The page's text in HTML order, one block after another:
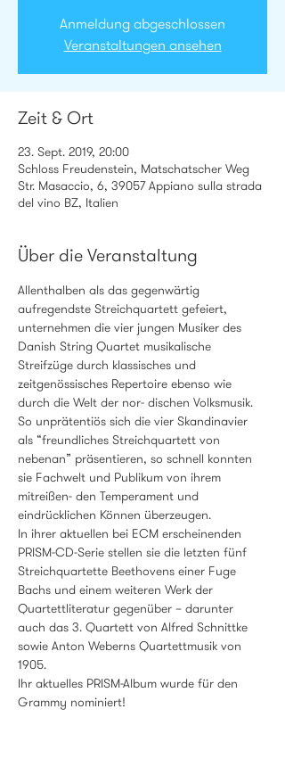
Anmeldung abgeschlossen
Veranstaltungen ansehen
Zeit & Ort
23. Sept. 2019, 20:00
Schloss Freudenstein, Matschatscher Weg
Str. Masaccio, 6, 39057 Appiano sulla strada
del vino BZ, Italien
Über die Veranstaltung
Allenthalben als das gegenwärtig
aufregendste Streichquartett gefeiert,
unternehmen die vier jungen Musiker des
Danish String Quartet musikalische
Streifzüge durch klassisches und
zeitgenössisches Repertoire ebenso wie
durch die Welt der nor- dischen Volksmusik.
So unprätentiös sich die vier Skandinavier
als “freundliches Streichquartett von
nebenan” präsentieren, so schnell konnten
sie Fachwelt und Publikum von ihrem
mitreißen- den Temperament und
eindrücklichen Können überzeugen.
In ihrer aktuellen bei ECM erscheinenden
PRISM-CD-Serie stellen sie die letzten fünf
Streichquartette Beethovens einer Fuge
Bachs und einem weiteren Werk der
Quartettliteratur gegenüber – darunter
auch das 3. Quartett von Alfred Schnittke
sowie Anton Weberns Quartettmusik von
1905.
Ihr aktuelles PRISM-Album wurde für den
Grammy nominiert!